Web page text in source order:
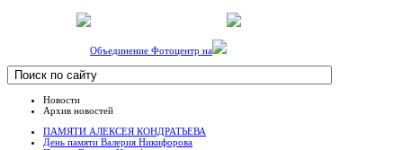
Объединение Фотоцентр на
Новости
Архив новостей
ПАМЯТИ АЛЕКСЕЯ КОНДРАТЬЕВА
День памяти Валерия Никифорова